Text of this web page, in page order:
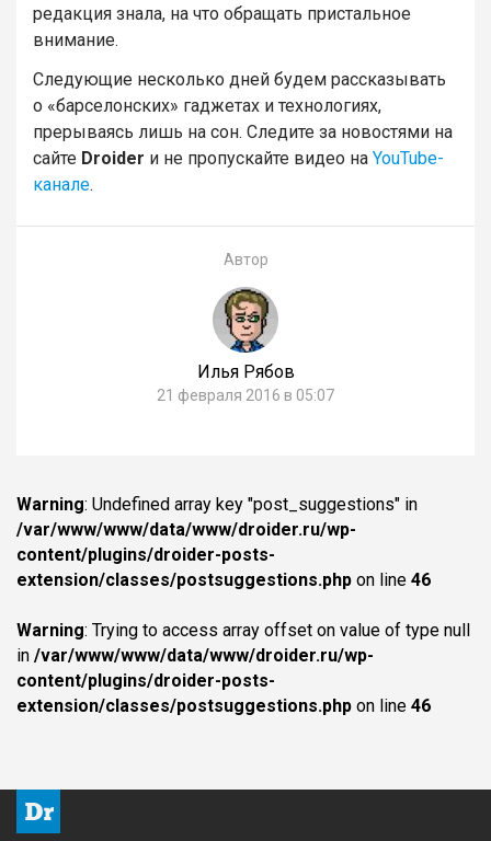
редакция знала, на что обращать пристальное
внимание.
Следующие несколько дней будем рассказывать
о «барселонских» гаджетах и технологиях,
прерываясь лишь на сон. Cледите за новостями на
сайте Droider и не пропускайте видео на YouTube-
канале.
Автор
Илья Рябов
21 февраля 2016 в 05:07
Warning: Undefined array key "post_suggestions" in
/var/www/www/data/www/droider.ru/wp-
content/plugins/droider-posts-
extension/classes/postsuggestions.php on line 46
Warning: Trying to access array offset on value of type null
in /var/www/www/data/www/droider.ru/wp-
content/plugins/droider-posts-
extension/classes/postsuggestions.php on line 46